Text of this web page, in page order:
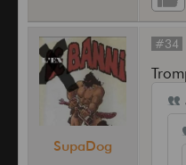
SupaDog
#34